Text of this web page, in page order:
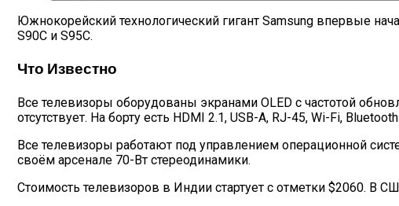
Южнокорейский технологический гигант Samsung впервые
S90C и S95C.
Что Известно
Все телевизоры оборудованы экранами OLED с частотой
отсутствует. На борту есть HDMI 2.1, USB-A, RJ-45, Wi-Fi,
Все телевизоры работают под управлением операционной
своём арсенале 70-Вт стереодинамики.
Стоимость телевизоров в Индии стартует с отметки $2060. В